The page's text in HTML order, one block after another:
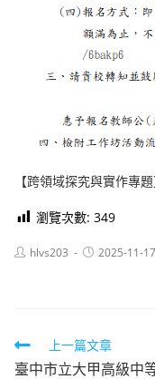
【跨領域探究與實作專
瀏覽次數: 349
Posthlvs203
Post2025-11-17
Read
more
上一篇文章
臺中市立大甲高級中